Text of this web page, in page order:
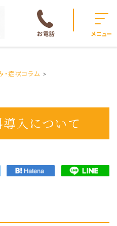
お電話 メニュー
・症状コラム
入について